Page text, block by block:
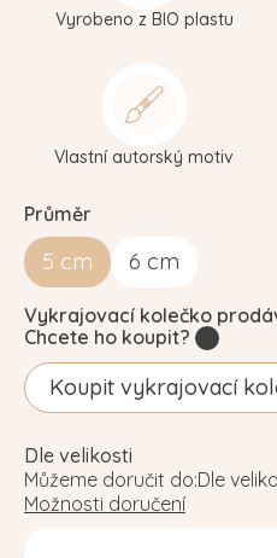
Průměr
5 cm 6 cm
Vyrobeno z BIO plastu
Vlastní autorský motiv
Vykrajovací kolečko
Chcete ho koupit?
Koupit vykrajovací
Dle velikosti
Můžeme doručit do:Dle
Možnosti doručení